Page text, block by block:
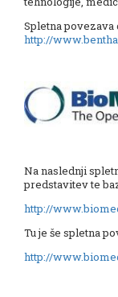
Spletna povezava
http://
Na naslednji
predstavitev te
http://
Tu je še spletna
http://